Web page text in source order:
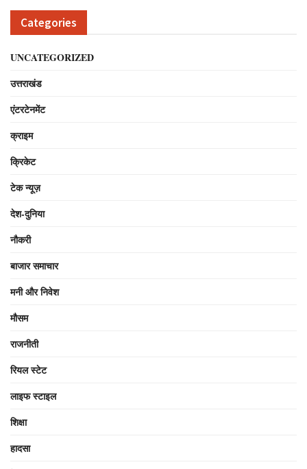
Categories
UNCATEGORIZED
उत्तराखंड
एंटरटेनमेंट
क्राइम
क्रिकेट
टेक न्यूज़
देश-दुनिया
नौकरी
बाजार समाचार
मनी और निवेश
मौसम
राजनीती
रियल स्टेट
लाइफ स्टाइल
शिक्षा
हादसा